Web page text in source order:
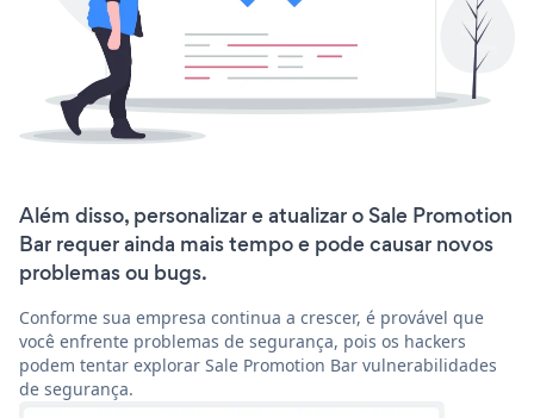
Além disso, personalizar e atualizar o Sale Promotion
Bar requer ainda mais tempo e pode causar novos
problemas ou bugs.
Conforme sua empresa continua a crescer, é provável que
você enfrente problemas de segurança, pois os hackers
podem tentar explorar Sale Promotion Bar vulnerabilidades
de segurança.